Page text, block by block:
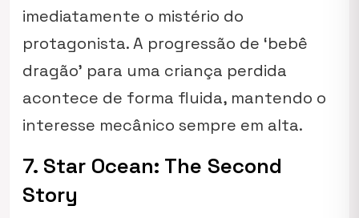
imediatamente o mistério do
protagonista. A progressão de ‘bebê
dragão’ para uma criança perdida
acontece de forma fluida, mantendo o
interesse mecânico sempre em alta.
7. Star Ocean: The Second
Story